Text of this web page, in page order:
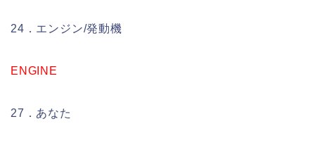
24．エンジン/発動機
ENGINE
27．あなた